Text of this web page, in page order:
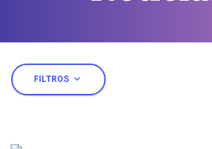
FILTROS expand_more